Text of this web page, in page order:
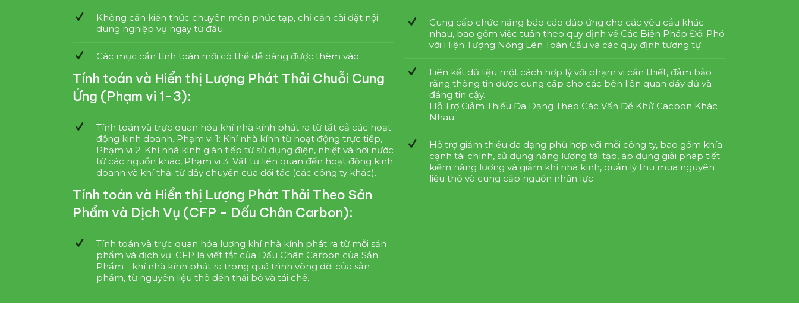
Không cần kiến thức chuyên môn phức tạp, chỉ cần cài đặt nội
dung nghiệp vụ ngay từ đầu.
Các mục cần tính toán mới có thể dễ dàng được thêm vào.
Tính toán và Hiển thị Lượng Phát Thải Chuỗi Cung
Ứng (Phạm vi 1-3):
Tính toán và trực quan hóa khí nhà kính phát ra từ tất cả các hoạt
động kinh doanh. Phạm vi 1: Khí nhà kính từ hoạt động trực tiếp,
Phạm vi 2: Khí nhà kính gián tiếp từ sử dụng điện, nhiệt và hơi nước
từ các nguồn khác, Phạm vi 3: Vật tư liên quan đến hoạt động kinh
doanh và khí thải từ dây chuyền của đối tác (các công ty khác).
Tính toán và Hiển thị Lượng Phát Thải Theo Sản
Phẩm và Dịch Vụ (CFP - Dấu Chân Carbon):
Tính toán và trực quan hóa lượng khí nhà kính phát ra từ mỗi sản
phẩm và dịch vụ. CFP là viết tắt của Dấu Chân Carbon của Sản
Phẩm - khí nhà kính phát ra trong quá trình vòng đời của sản
phẩm, từ nguyên liệu thô đến thải bỏ và tái chế.
Cung cấp chức năng báo cáo đáp ứng cho các yêu cầu khác
nhau, bao gồm việc tuân theo quy định về Các Biện Pháp Đối Phó
với Hiện Tượng Nóng Lên Toàn Cầu và các quy định tương tự.
Liên kết dữ liệu một cách hợp lý với phạm vi cần thiết, đảm bảo
rằng thông tin được cung cấp cho các bên liên quan đầy đủ và
đáng tin cậy.
Hỗ Trợ Giảm Thiểu Đa Dạng Theo Các Vấn Đề Khử Cacbon Khác
Nhau
Hỗ trợ giảm thiểu đa dạng phù hợp với mỗi công ty, bao gồm khía
cạnh tài chính, sử dụng năng lượng tái tạo, áp dụng giải pháp tiết
kiệm năng lượng và giảm khí nhà kính, quản lý thu mua nguyên
liệu thô và cung cấp nguồn nhân lực.